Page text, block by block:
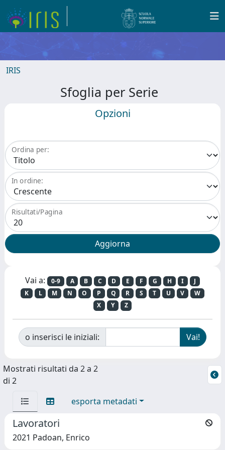
IRIS
Sfoglia per Serie
Opzioni
Ordina per:
In ordine:
Risultati/Pagina
Vai a: 0-9 A B C D E F G H I
J
K
L M N O P Q R S T U V
W
X
Y Z
o inserisci le iniziali:
Mostrati risultati da 2 a 2
di 2
esporta metadati
Lavoratori
2021 Padoan, Enrico